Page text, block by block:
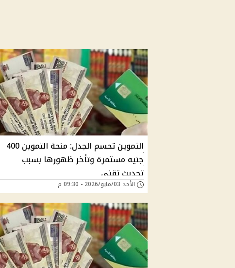
التموين تحسم الجدل: منحة التموين 400
جنيه مستمرة وتأخر ظهورها بسبب
تحديث تقني
الأحد 03/مايو/2026 - 09:30 م